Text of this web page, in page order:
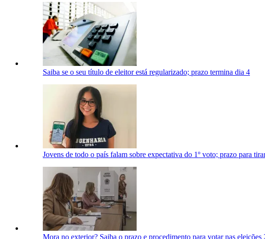
Saiba se o seu título de eleitor está regularizado; prazo termina dia 4
Jovens de todo o país falam sobre expectativa do 1º voto; prazo para
Mora no exterior? Saiba o prazo e procedimento para votar nas eleições